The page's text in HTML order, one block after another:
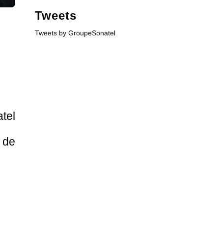
Publications – Finances
Publications annuelles
Tweets
Tweets by GroupeSonatel